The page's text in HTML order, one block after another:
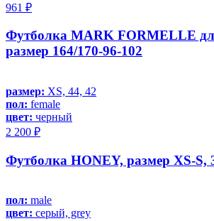
961 ₽
Футболка MARK FORMELLE
размер 164/170-96-102
размер: XS, 44, 42
пол: female
цвет: черный
2 200 ₽
Футболка HONEY, размер XS-S,
пол: male
цвет: серый, grey